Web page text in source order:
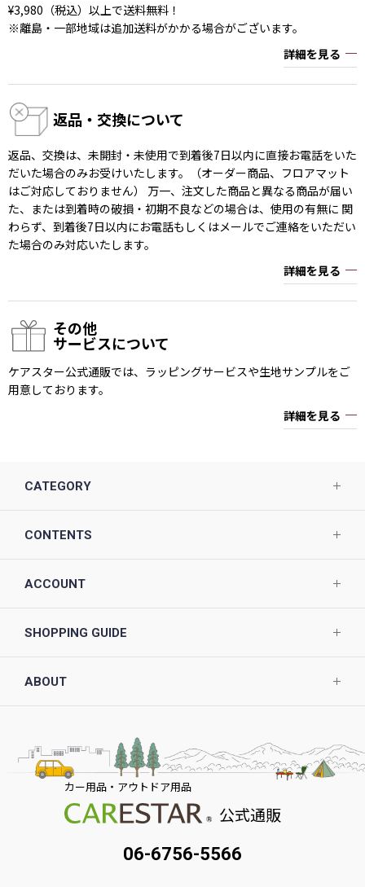
¥3,980（税込）以上で送料無料！
※離島・一部地域は追加送料がかかる場合がございます。
詳細を見る
返品・交換について
返品、交換は、未開封・未使用で到着後7日以内に直接お電話をいた
だいた場合のみお受けいたします。（オーダー商品、フロアマット
はご対応しておりません） 万一、注文した商品と異なる商品が届い
た、または到着時の破損・初期不良などの場合は、使用の有無に 関
わらず、到着後7日以内にお電話もしくはメールでご連絡をいただい
た場合のみ対応いたします。
詳細を見る
その他
サービスについて
ケアスター公式通販では、ラッピングサービスや生地サンプルをご
用意しております。
詳細を見る
CATEGORY
CONTENTS
ACCOUNT
SHOPPING GUIDE
ABOUT
カー用品・アウトドア用品
公式通販
06-6756-5566